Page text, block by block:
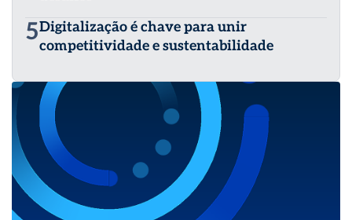
5Digitalização é chave para unir
competitividade e sustentabilidade